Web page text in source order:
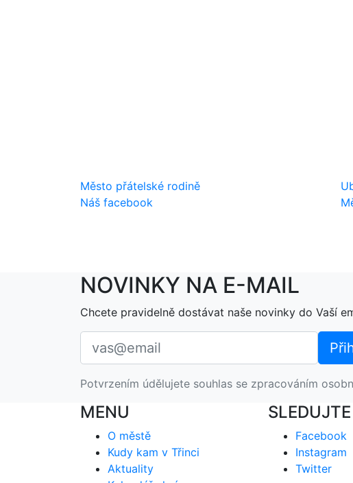
Město přátelské rodině
Náš facebook
NOVINKY NA E-MAIL
Chcete pravidelně dostávat naše novinky do Vaší
Potvrzením údělujete souhlas se zpracováním
MENU
O městě
Kudy kam v Třinci
Aktuality
Facebook
Instagram
Twitter